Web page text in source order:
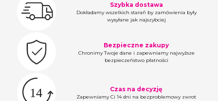
Szybka dostawa
Dokładamy wszelkich starań by zamówienia były
wysyłane jak najszybciej
Bezpieczne zakupy
Chronimy Twoje dane i zapewniamy najwyższe
bezpieczeństwo płatności
Czas na decyzję
Zapewniamy Ci 14 dni na bezproblemowy zwrot